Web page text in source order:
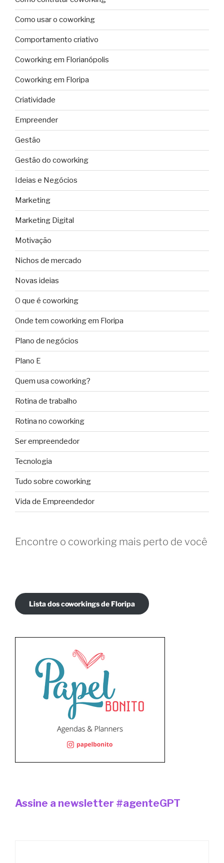
Como usar o coworking
Comportamento criativo
Coworking em Florianópolis
Coworking em Floripa
Criatividade
Empreender
Gestão
Gestão do coworking
Ideias e Negócios
Marketing
Marketing Digital
Motivação
Nichos de mercado
Novas ideias
O que é coworking
Onde tem coworking em Floripa
Plano de negócios
Plano E
Quem usa coworking?
Rotina de trabalho
Rotina no coworking
Ser empreendedor
Tecnologia
Tudo sobre coworking
Vida de Empreendedor
Encontre o coworking mais perto de você
Lista dos coworkings de Floripa
Assine a newsletter #agenteGPT